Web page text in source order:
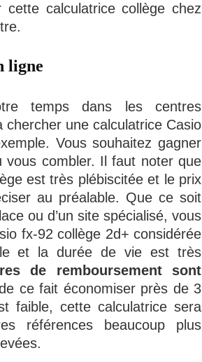
calculatrice collège chez
ligne
temps dans les centres
une calculatrice Casio
Vous souhaitez gagner
vous combler. Il faut noter que
est très plébiscitée et le prix
au préalable. Que ce soit
ou d’un site spécialisé, vous
fx-92 collège 2d+ considérée
et la durée de vie est très
de remboursement sont
ce fait économiser près de 3
faible, cette calculatrice sera
références beaucoup plus